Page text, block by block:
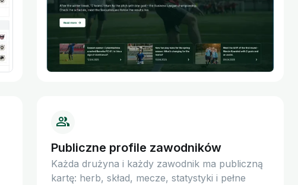
Publiczne profile zawodników
Każda drużyna i każdy zawodnik ma publiczną
kartę: herb, skład, mecze, statystyki i pełne